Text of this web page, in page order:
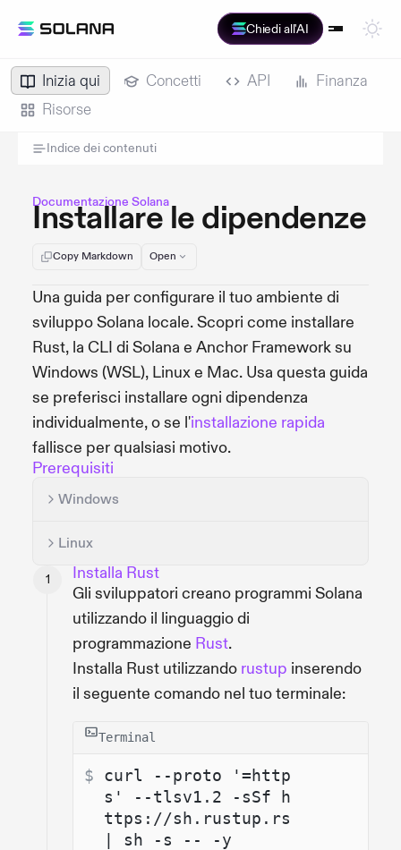
Chiedi all'AI
Inizia qui Concetti API
Finanza
Risorse
Indice dei contenuti
Documentazione Solana
Installare le dipendenze
Copy Markdown Open
Una guida per configurare il tuo ambiente di
sviluppo Solana locale. Scopri come installare
Rust, la CLI di Solana e Anchor Framework su
Windows (WSL), Linux e Mac. Usa questa guida
se preferisci installare ogni dipendenza
individualmente, o se l'installazione rapida
fallisce per qualsiasi motivo.
Prerequisiti
Windows
Linux
Installa Rust
Gli sviluppatori creano programmi Solana
utilizzando il linguaggio di
programmazione Rust.
Installa Rust utilizzando rustup inserendo
il seguente comando nel tuo terminale:
Terminal
$ curl --proto '=http
s' --tlsv1.2 -sSf h
ttps://sh.rustup.rs
| sh -s -- -y